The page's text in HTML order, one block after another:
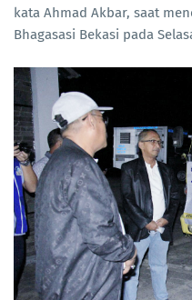
kata Ahmad Akbar, saat
Bhagasasi Bekasi pada